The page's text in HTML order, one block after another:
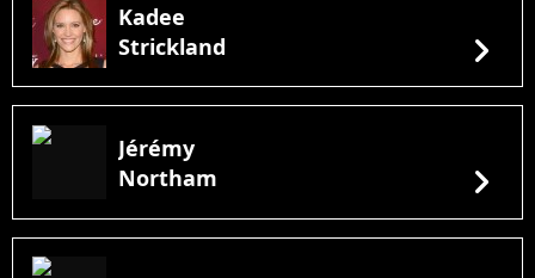
Kadee
Strickland
chevron_right
Jérémy
Northam
chevron_right